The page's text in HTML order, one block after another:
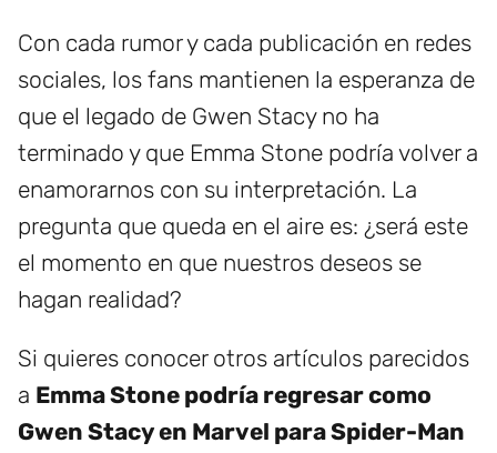
Con cada rumor y cada publicación en redes
sociales, los fans mantienen la esperanza de
que el legado de Gwen Stacy no ha
terminado y que Emma Stone podría volver a
enamorarnos con su interpretación. La
pregunta que queda en el aire es: ¿será este
el momento en que nuestros deseos se
hagan realidad?
Si quieres conocer otros artículos parecidos
a Emma Stone podría regresar como
Gwen Stacy en Marvel para Spider-Man